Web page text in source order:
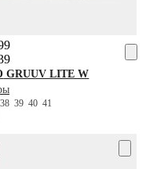
GRUUV LITE W
38394041